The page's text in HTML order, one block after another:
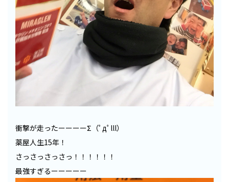
衝撃が走ったーーーーΣ（ﾟдﾟlll）
薬屋人生15年！
さっさっさっさっ！！！！！！
最強すぎるーーーーー